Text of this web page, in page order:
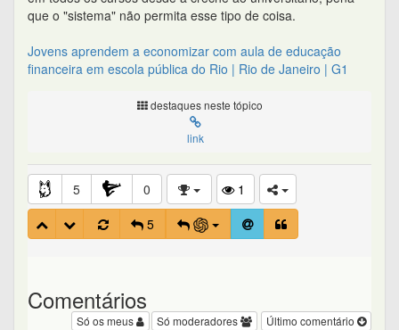
que o "sistema" não permita esse tipo de coisa.
Jovens aprendem a economizar com aula de educação
financeira em escola pública do Rio | Rio de Janeiro | G1
destaques neste tópico
link
5 0
1
5
Comentários
Último comentário
Só moderadores
Só os meus